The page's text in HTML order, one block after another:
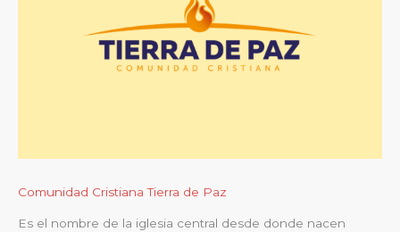
Comunidad Cristiana Tierra de Paz
Es el nombre de la iglesia central desde donde nacen